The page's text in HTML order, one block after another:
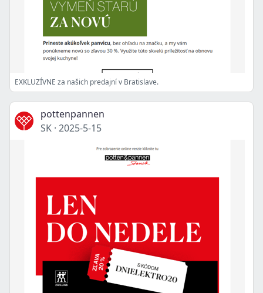
EXKLUZÍVNE za našich predajní v Bratislave.
pottenpannen
SK · 2025-5-15